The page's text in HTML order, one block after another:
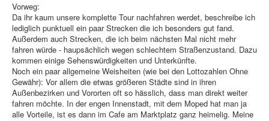
Vorweg:
Da ihr kaum unsere komplette Tour nachfahren werdet, beschreibe ich
lediglich punktuell ein paar Strecken die ich besonders gut fand.
Außerdem auch Strecken, die ich beim nächsten Mal nicht mehr
fahren würde - haupsächlich wegen schlechtem Straßenzustand. Dazu
kommen einige Sehenswürdigkeiten und Unterkünfte.
Noch ein paar allgemeine Weisheiten (wie bei den Lottozahlen Ohne
Gewähr): Vor allem die etwas größeren Städte sind in ihren
Außenbezirken und Vororten oft so hässlich, dass man direkt weiter
fahren möchte. In der engen Innenstadt, mit dem Moped hat man ja
alle Vorteile, ist es dann im Cafe am Marktplatz ganz heimelig. Meine